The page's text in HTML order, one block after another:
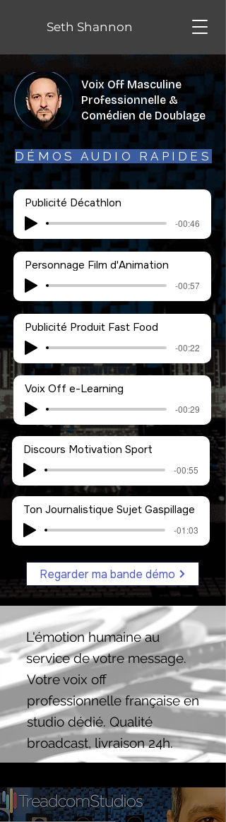
Seth Shannon
Voix Off Masculine
Professionnelle &
Comédien de Doublage
DÉMOS AUDIO RAPIDES
Publicité Décathlon
-00:46
Personnage Film d'Animation
-00:57
Publicité Produit Fast Food
-00:22
Voix Off e-Learning
-00:29
Discours Motivation Sport
-00:55
Ton Journalistique Sujet Gaspillage
-01:03
Regarder ma bande démo
L'émotion humaine au
service de votre message.
Votre voix off
professionnelle française en
studio dédié. Qualité
broadcast, livraison 24h.